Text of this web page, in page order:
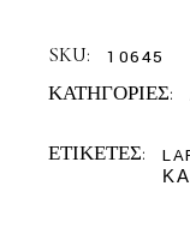
SKU: 10645
ΚΑΤΗΓΟΡΊΕΣ:
ΕΤΙΚΈΤΕΣ: